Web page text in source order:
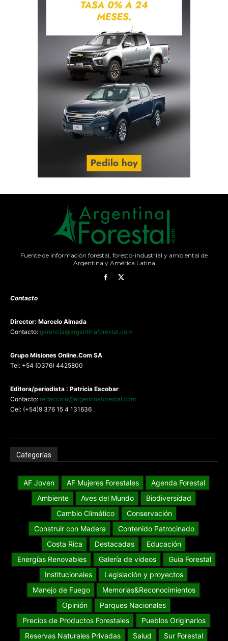
Fuente de información forestal, foresto-industrial y ambiental de
Argentina y América Latina
Contacto
Director: Marcelo Almada
Contacto: gerencia@argentinaforestal.com
Grupo Misiones Online.Com SA
Tel: +54 (0376) 4425800
Editora/periodista : Patricia Escobar
Contacto: redaccion@argentinaforestal.com
Cel: (+54)9 376 15 4 131636
Categorías
AF Joven AF Mujeres Forestales
Agenda Forestal
Ambiente
Aves del Mundo
Biodiversidad
Cambio Climático
Conservación
Construir con Madera
Contenido Patrocinado
Costa Rica
Destacadas
Educación
Energías Renovables
Galería de videos
Guia Forestal
Institucionales
Legislación y proyectos
Manejo de Fuego
Memorias&Reconocimientos
Opinión
Parques Nacionales
Precios de Productos Forestales
Pueblos Originarios
Reservas Naturales Privadas
Salud Sur Forestal